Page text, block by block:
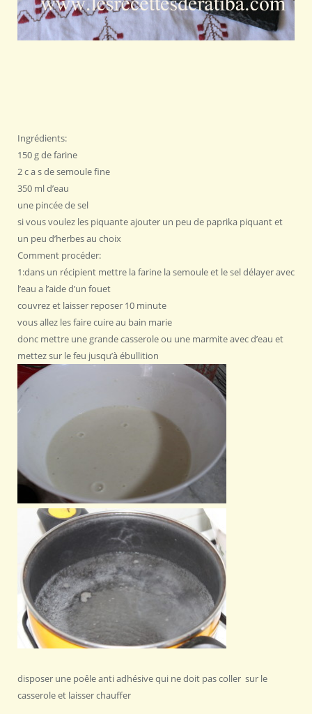
Ingrédients:
150 g de farine
2 c a s de semoule fine
350 ml d’eau
une pincée de sel
si vous voulez les piquante ajouter un peu de paprika piquant et
un peu d’herbes au choix
Comment procéder:
1:dans un récipient mettre la farine la semoule et le sel délayer avec
l’eau a l’aide d’un fouet
couvrez et laisser reposer 10 minute
vous allez les faire cuire au bain marie
donc mettre une grande casserole ou une marmite avec d’eau et
mettez sur le feu jusqu’à ébullition
disposer une poêle anti adhésive qui ne doit pas coller sur le
casserole et laisser chauffer